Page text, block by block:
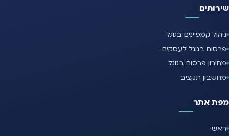
שירותים
ניהול קמפיינים בגוגל
פרסום בגוגל לעסקים
מחירון פרסום בגוגל
מחשבון תקציב
מפת אתר
ראשי